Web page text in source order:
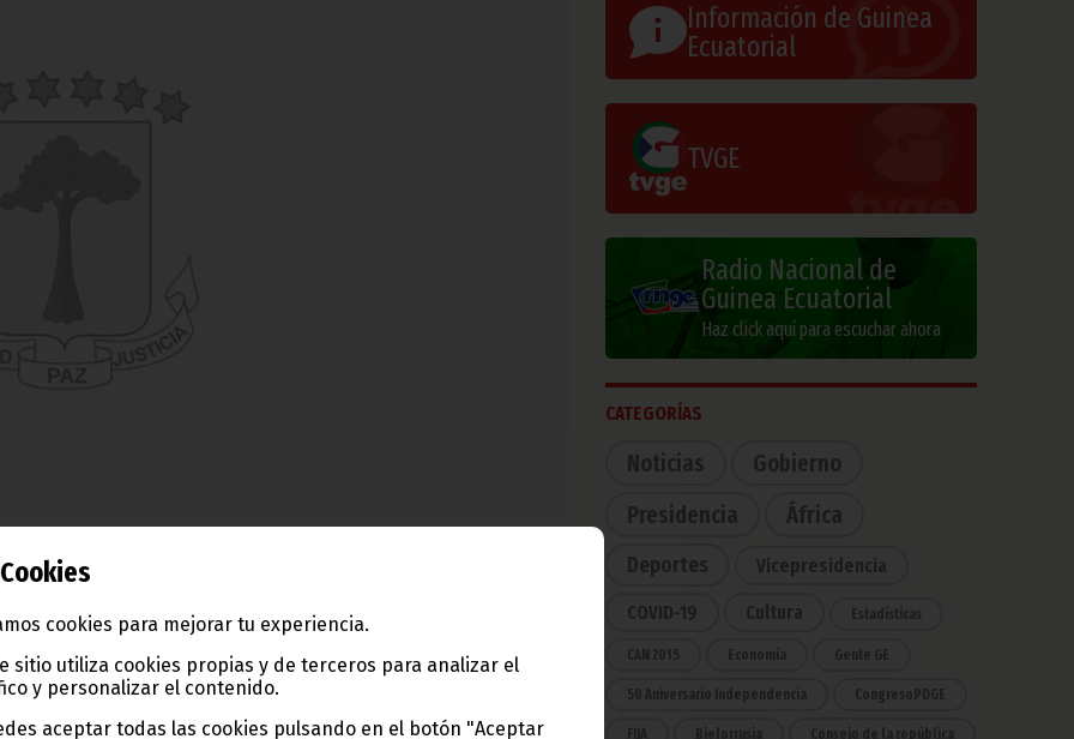
Cookies
cookies para mejorar tu experiencia.
sitio utiliza cookies propias y de terceros para analizar el
y personalizar el contenido.
aceptar todas las cookies pulsando en el botón "Aceptar
Agraria de Malabo, ubicada junto a la Universidad
Ecuatorial, ha hecho entrega de sus títulos de graduados, a
esta facultad.
semana se hizo entrega de los títulos a los alumnos de la Escuela de
Malabo. El acto fue presidido por responsables del Ministerio de
del propio centro, como el Director, Florencio Ndong Ndong, y el jefe de
Información de Guinea
Ecuatorial
TVGE
Radio Nacional de
Guinea Ecuatorial
Haz click aquí para escuchar ahora
CATEGORÍAS
Noticias
Gobierno
Presidencia
África
Deportes Vicepresidencia
COVID-19 Cultura Estadísticas
CAN 2015 Economía Gente GE
50 Aniversario Independencia CongresoPDGE
FIJA Bielorrusia Consejo de la república